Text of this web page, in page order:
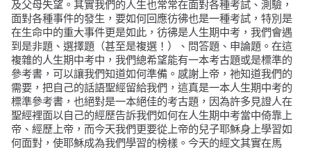
及父母失望。其實我們的人生也常常在面對各種考試、測驗，
面對各種事件的發生，要如何回應彷彿也是一種考試，特別是
在生命中的重大事件更是如此，彷彿是人生期中考，我們會遇
到是非題、選擇題（甚至是複選！）、問答題、申論題。在這
複雜的人生期中考中，我們總希望能有一本考古題或是標準的
參考書，可以讓我們知道如何準備。感謝上帝，祂知道我們的
需要，把自己的話語聖經留給我們，這真是一本人生期中考的
標準參考書，也絕對是一本絕佳的考古題，因為許多見證人在
聖經裡面以自己的經歷告訴我們如何在人生期中考當中倚靠上
帝、經歷上帝，而今天我們更要從上帝的兒子耶穌身上學習如
何面對，使耶穌成為我們學習的榜樣。今天的經文其實在馬